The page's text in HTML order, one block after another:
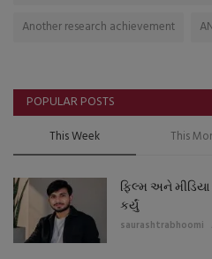
Another research achievement
POPULAR POSTS
This Week This
ફિલ્મ અને
કર્યું
saurashtrabhoomi